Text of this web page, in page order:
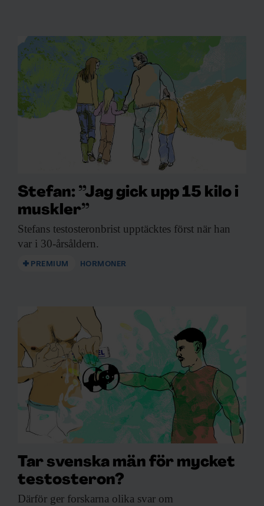
Stefan: ”Jag gick upp 15 kilo i
muskler”
Stefans testosteronbrist upptäcktes först när han
var i 30-årsåldern.
PREMIUM HORMONER
Tar svenska män för mycket
testosteron?
Därför ger forskarna olika svar om